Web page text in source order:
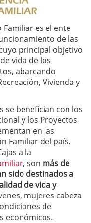
Familiar es el ente
de las
principal objetivo
vida de los
abarcando
Vivienda y
se benefician con los
y los Proyectos
en las
Familiar del país.
a la
, son más de
sido destinados a
de vida y
mujeres cabeza
de
económicos.